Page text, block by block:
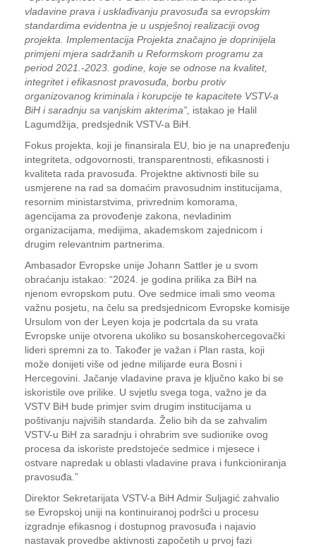
vladavine prava i usklađivanju pravosuđa sa evropskim
standardima evidentna je u uspješnoj realizaciji ovog
projekta. Implementacija Projekta značajno je doprinijela
primjeni mjera sadržanih u Reformskom programu za
period 2021.-2023. godine, koje se odnose na kvalitet,
integritet i efikasnost pravosuđa, borbu protiv
organizovanog kriminala i korupcije te kapacitete VSTV-a
BiH i saradnju sa vanjskim akterima”, istakao je Halil
Lagumdžija, predsjednik VSTV-a BiH.
Fokus projekta, koji je finansirala EU, bio je na unapređenju
integriteta, odgovornosti, transparentnosti, efikasnosti i
kvaliteta rada pravosuđa. Projektne aktivnosti bile su
usmjerene na rad sa domaćim pravosudnim institucijama,
resornim ministarstvima, privrednim komorama,
agencijama za provođenje zakona, nevladinim
organizacijama, medijima, akademskom zajednicom i
drugim relevantnim partnerima.
Ambasador Evropske unije Johann Sattler je u svom
obraćanju istakao: “2024. je godina prilika za BiH na
njenom evropskom putu. Ove sedmice imali smo veoma
važnu posjetu, na čelu sa predsjednicom Evropske komisije
Ursulom von der Leyen koja je podcrtala da su vrata
Evropske unije otvorena ukoliko su bosanskohercegovački
lideri spremni za to. Također je važan i Plan rasta, koji
može donijeti više od jedne milijarde eura Bosni i
Hercegovini. Jačanje vladavine prava je ključno kako bi se
iskoristile ove prilike. U svjetlu svega toga, važno je da
VSTV BiH bude primjer svim drugim institucijama u
poštivanju najviših standarda. Želio bih da se zahvalim
VSTV-u BiH za saradnju i ohrabrim sve sudionike ovog
procesa da iskoriste predstojeće sedmice i mjesece i
ostvare napredak u oblasti vladavine prava i funkcioniranja
pravosuđa.”
Direktor Sekretarijata VSTV-a BiH Admir Suljagić zahvalio
se Evropskoj uniji na kontinuiranoj podršci u procesu
izgradnje efikasnog i dostupnog pravosuđa i najavio
nastavak provedbe aktivnosti započetih u prvoj fazi